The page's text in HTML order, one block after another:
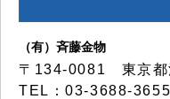
（有）斉藤金物
〒134-0081 東京都
TEL：03-3688-